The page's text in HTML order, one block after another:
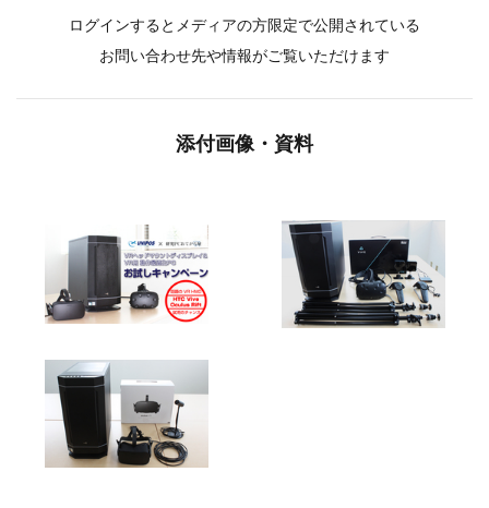
ログインするとメディアの方限定で公開されている
お問い合わせ先や情報がご覧いただけます
添付画像・資料